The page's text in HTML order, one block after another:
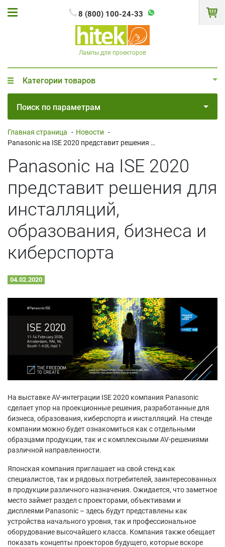
8 (800) 100-24-33
Лампы для проекторов
Категории товаров
Поиск по параметрам
Главная страница - Новости -
Panasonic на ISE 2020 представит решения для инсталляций, образования, бизнеса и киберспорта
Panasonic на ISE 2020
представит решения для
инсталляций,
образования, бизнеса и
киберспорта
04.02.2020
На выставке AV-интеграции ISE 2020 компания Panasonic
сделает упор на проекционные решения, разработанные для
бизнеса, образования, киберспорта и инсталляций. На стенде
компании можно будет ознакомиться как с отдельными
образцами продукции, так и с комплексными AV-решениями
различной направленности.
Японская компания приглашает на свой стенд как
специалистов, так и рядовых потребителей, заинтересованных
в продукции различного назначения. Ожидается, что заметное
место займет раздел с проекторами, объективами и
дисплеями Panasonic – здесь будут представлены как
устройства начального уровня, так и профессиональное
оборудование высочайшего класса. Компания также обещает
показать концепты проекторов будущего, которые вскоре